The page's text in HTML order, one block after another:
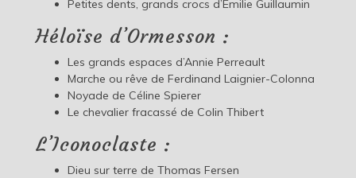
Petites dents, grands crocs d’Émilie Guillaumin
Héloïse d’Ormesson :
Les grands espaces d’Annie Perreault
Marche ou rêve de Ferdinand Laignier-Colonna
Noyade de Céline Spierer
Le chevalier fracassé de Colin Thibert
L’Iconoclaste :
Dieu sur terre de Thomas Fersen